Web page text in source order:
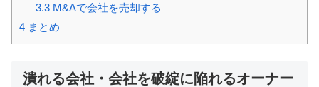
3.3M&Aで会社を売却する
4 まとめ
潰れる会社・会社を破綻に陥れるオーナー